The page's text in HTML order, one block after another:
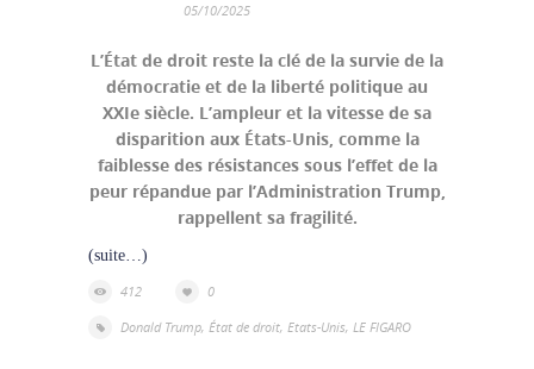
05/10/2025
L’État de droit reste la clé de la survie de la
démocratie et de la liberté politique au
XXIe siècle. L’ampleur et la vitesse de sa
disparition aux États-Unis, comme la
faiblesse des résistances sous l’effet de la
peur répandue par l’Administration Trump,
rappellent sa fragilité.
(suite…)
412
0
Donald Trump, État de droit, Etats-Unis, LE FIGARO